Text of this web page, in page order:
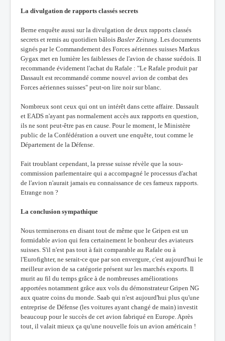
La divulgation de rapports classés secrets
Berne enquête aussi sur la divulgation de deux rapports classés
secrets et remis au quotidien bâlois Basler Zeitung . Les documents
signés par le Commandement des Forces aériennes suisses Markus
Gygax met en lumière les faiblesses de l'avion de chasse suédois. Il
recommande évidement l'achat du Rafale : "Le Rafale produit par
Dassault est recommandé comme nouvel avion de combat des
Forces aériennes suisses" peut-on lire noir sur blanc.
Nombreux sont ceux qui ont un intérêt dans cette affaire. Dassault
et EADS n'ayant pas normalement accès aux rapports en question,
ils ne sont peut-être pas en cause. Pour le moment, le Ministère
public de la Confédération a ouvert une enquête, tout comme le
Département de la Défense.
Fait troublant cependant, la presse suisse révèle que la sous-
commission parlementaire qui a accompagné le processus d'achat
de l'avion n'aurait jamais eu connaissance de ces fameux rapports.
Etrange non ?
La conclusion sympathique
Nous terminerons en disant tout de même que le Gripen est un
formidable avion qui fera certainement le bonheur des aviateurs
suisses. S'il n'est pas tout à fait comparable au Rafale ou à
l'Eurofighter, ne serait-ce que par son envergure, c'est aujourd'hui le
meilleur avion de sa catégorie présent sur les marchés exports. Il
murit au fil du temps grâce à de nombreuses améliorations
apportées notamment grâce aux vols du démonstrateur Gripen NG
aux quatre coins du monde. Saab qui n'est aujourd'hui plus qu'une
entreprise de Défense (les voitures ayant changé de main) investit
beaucoup pour le succès de cet avion fabriqué en Europe. Après
tout, il valait mieux ça qu'une nouvelle fois un avion américain !